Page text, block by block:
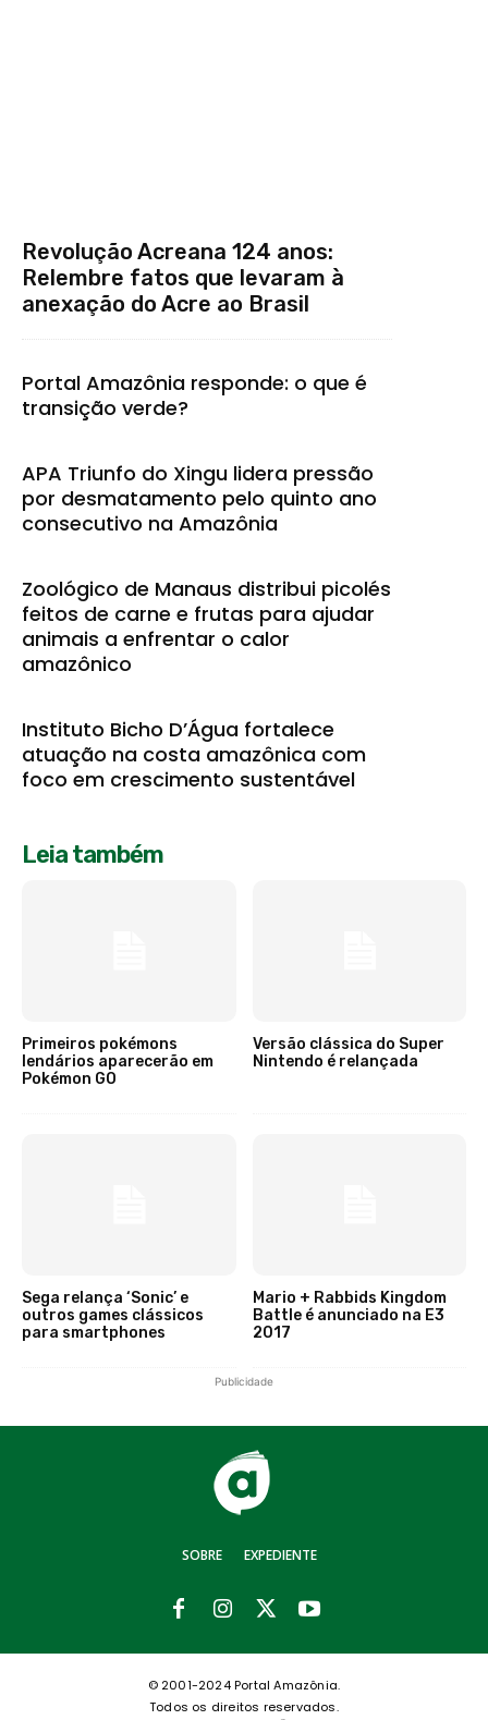
Revolução Acreana 124 anos:
Relembre fatos que levaram à
anexação do Acre ao Brasil
Portal Amazônia responde: o que é
transição verde?
APA Triunfo do Xingu lidera pressão
por desmatamento pelo quinto ano
consecutivo na Amazônia
Zoológico de Manaus distribui picolés
feitos de carne e frutas para ajudar
animais a enfrentar o calor
amazônico
Instituto Bicho D’Água fortalece
atuação na costa amazônica com
foco em crescimento sustentável
Leia também
Primeiros pokémons
lendários aparecerão em
Pokémon GO
Versão clássica do Super
Nintendo é relançada
Sega relança ‘Sonic’ e
outros games clássicos
para smartphones
Mario + Rabbids Kingdom
Battle é anunciado na E3
2017
Publicidade
SOBRE EXPEDIENTE
© 2001-2024 Portal Amazônia.
Todos os direitos reservados.